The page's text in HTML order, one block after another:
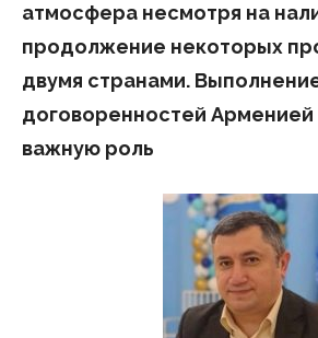
атмосфера несмотря на
продолжение некоторых
двумя странами.
договоренностей Арменией
важную роль